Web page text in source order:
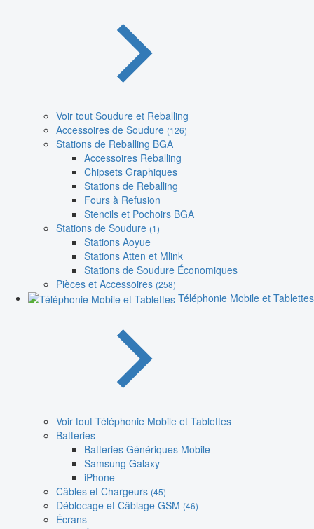
Voir tout Soudure et Reballing
Accessoires de Soudure (126)
Stations de Reballing BGA
Accessoires Reballing
Chipsets Graphiques
Stations de Reballing
Fours à Refusion
Stencils et Pochoirs BGA
Stations de Soudure (1)
Stations Aoyue
Stations Atten et Mlink
Stations de Soudure Économiques
Pièces et Accessoires (258)
Téléphonie Mobile et Tablettes
Voir tout Téléphonie Mobile et Tablettes
Batteries
Batteries Génériques Mobile
Samsung Galaxy
iPhone
Câbles et Chargeurs (45)
Déblocage et Câblage GSM (46)
Écrans